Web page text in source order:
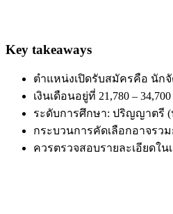
Key takeaways
ตำแหน่งเปิดรับสมัครคือ นัก
เงินเดือนอยู่ที่ 21,780 –
ระดับการศึกษา: ปริญญาตรี (
กระบวนการคัดเลือกอาจร
ควรตรวจสอบรายละเอียดใ